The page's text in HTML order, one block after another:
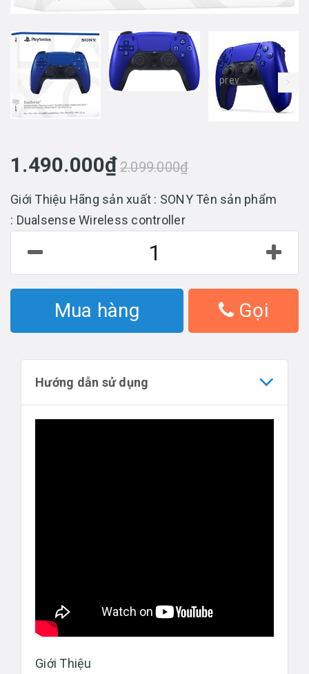
prev
1.490.000₫2.099.000₫
Giới Thiệu Hãng sản xuất : SONY Tên sản phẩm
: Dualsense Wireless controller
Mua hàng Gọi
Hướng dẫn sử dụng
Giới Thiệu